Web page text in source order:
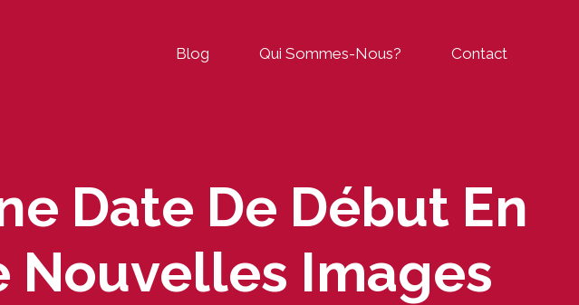
Blog Qui Sommes-Nous? Contact
Date De Début En
Nouvelles Images